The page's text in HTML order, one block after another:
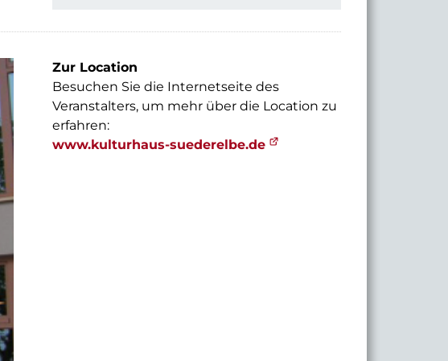
Zur Location
Besuchen Sie die Internetseite des
Veranstalters, um mehr über die Location zu
erfahren:
www.kulturhaus-suederelbe.de